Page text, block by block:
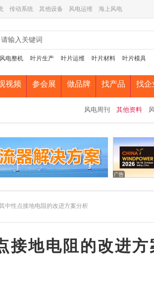
传动系统 其他设备 风电运维 海上风电
风电整机 叶片生产 叶片运维 叶片材料 叶片模具
视频 参会展 做品牌 找产品 找企
风电周刊 其他资料
中性点接地电阻的改进方案分析
接地电阻的改进方